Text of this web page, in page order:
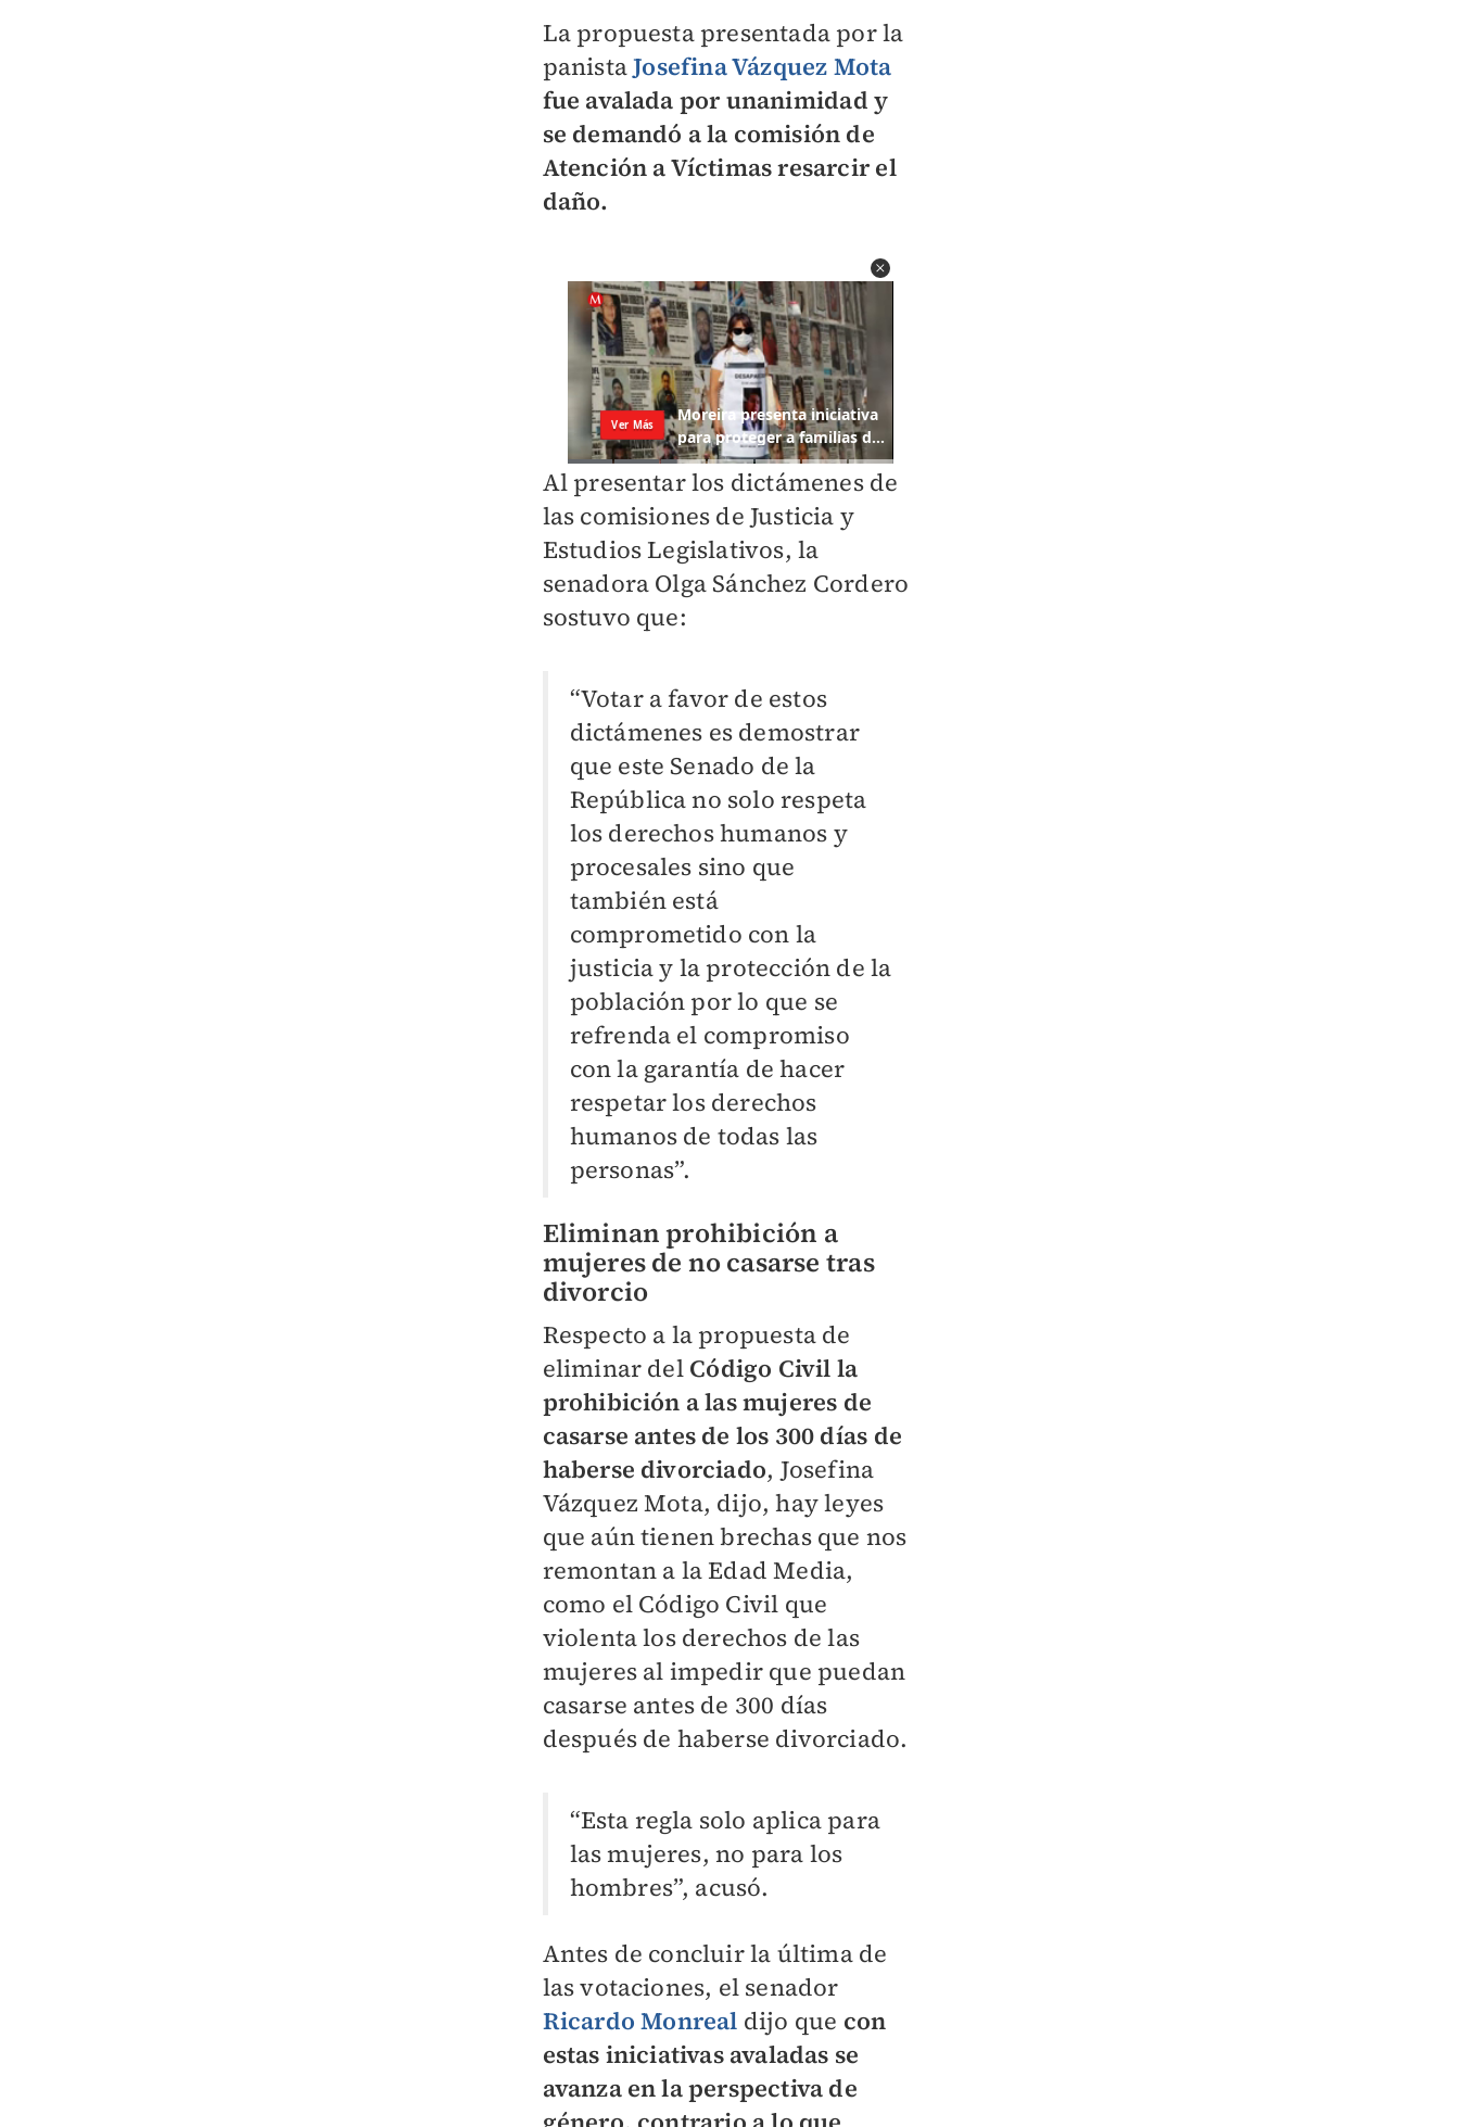
La propuesta presentada por la
panistaJosefina Vázquez Mota
fue avalada por unanimidad y
se demandó a la comisión de
Atención a Víctimas resarcir el
daño.
Al presentar los dictámenes de
las comisiones de Justicia y
Estudios Legislativos, la
senadora Olga Sánchez Cordero
sostuvo que:
“Votar a favor de estos
dictámenes es demostrar
que este Senado de la
República no solo respeta
los derechos humanos y
procesales sino que
también está
comprometido con la
justicia y la protección de la
población por lo que se
refrenda el compromiso
con la garantía de hacer
respetar los derechos
humanos de todas las
personas”.
Eliminan prohibición a
mujeres de no casarse tras
divorcio
Respecto a la propuesta de
eliminar del Código Civil la
prohibición a las mujeres de
casarse antes de los 300 días de
haberse divorciado, Josefina
Vázquez Mota, dijo, hay leyes
que aún tienen brechas que nos
remontan a la Edad Media,
como el Código Civil que
violenta los derechos de las
mujeres al impedir que puedan
casarse antes de 300 días
después de haberse divorciado.
“Esta regla solo aplica para
las mujeres, no para los
hombres”, acusó.
Antes de concluir la última de
las votaciones, el senador
Ricardo Monreal dijo que con
estas iniciativas avaladas se
avanza en la perspectiva de